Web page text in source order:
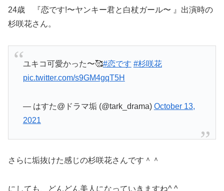
24歳 『恋です!〜ヤンキー君と白杖ガール〜 』出演時の
杉咲花さん。
ユキコ可愛かった〜🥰#恋です #杉咲花
pic.twitter.com/s9GM4gqT5H
— はすた@ドラマ垢 (@tark_drama) October 13,
2021
さらに垢抜けた感じの杉咲花さんです＾＾
にしても、どんどん美人になっていきますね^ ^